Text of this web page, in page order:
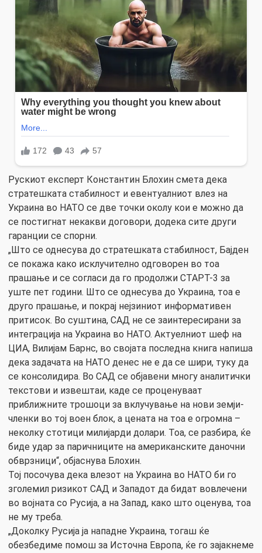
Рускиот експерт Константин Блохин смета дека
стратешката стабилност и евентуалниот влез на
Украина во НАТО се две точки околу кои е можно да
се постигнат некакви договори, додека сите други
гаранции се спорни.
„Што се однесува до стратешката стабилност, Бајден
се покажа како исклучително одговорен во тоа
прашање и се согласи да го продолжи СТАРТ-3 за
уште пет години. Што се однесува до Украина, тоа е
друго прашање, и покрај нејзиниот информативен
притисок. Во суштина, САД не се заинтересирани за
интеграција на Украина во НАТО. Актуелниот шеф на
ЦИА, Вилијам Барнс, во својата последна книга напиша
дека задачата на НАТО денес не е да се шири, туку да
се консолидира. Во САД се објавени многу аналитички
текстови и извештаи, каде се проценуваат
приближните трошоци за вклучување на нови земји-
членки во тој воен блок, а цената на тоа е огромна –
неколку стотици милијарди долари. Тоа, се разбира, ќе
биде удар за паричниците на американските даночни
обврзници“, објаснува Блохин.
Тој посочува дека влезот на Украина во НАТО би го
зголемил ризикот САД и Западот да бидат вовлечени
во војната со Русија, а на Запад, како што оценува, тоа
не му треба.
„Доколку Русија ја нападне Украина, тогаш ќе
обезбедиме помош за Источна Европа, ќе го зајакнеме